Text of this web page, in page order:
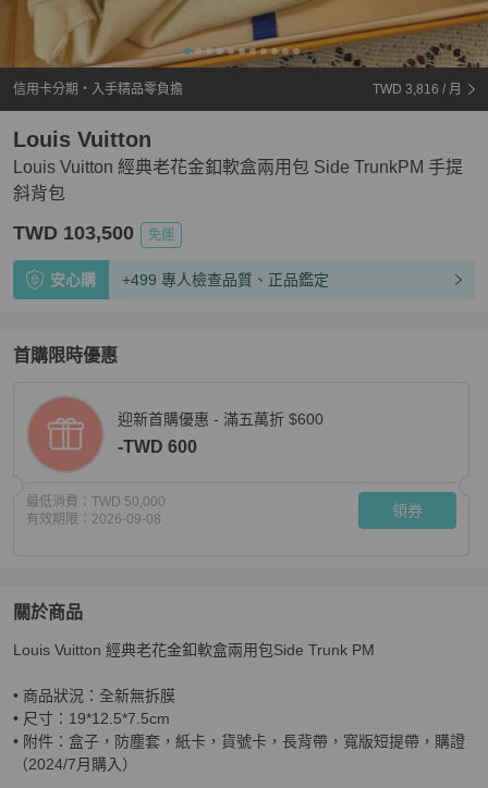
信用卡分期・入手精品零負擔 TWD 3,816 / 月
Louis Vuitton 經典老花金釦軟盒兩用包 Side TrunkPM 手提
斜背包
Louis Vuitton
TWD 103,500 免運
安心購 +499 專人檢查品質、正品鑑定
首購限時優惠
迎新首購優惠 - 滿五萬折 $600
-TWD 600
最低消費： TWD 50,000
有效期限： 2026-09-08 領券
關於商品
關於Louis Vuitton 經典老花金釦軟盒兩用包 Side TrunkPM 手
Louis Vuitton 經典老花金釦軟盒兩用包Side Trunk PM
• 商品狀況：全新無拆膜
• 尺寸：19*12.5*7.5cm
• 附件：盒子，防塵套，紙卡，貨號卡，長背帶，寬版短提帶，購證
（2024/7月購入）